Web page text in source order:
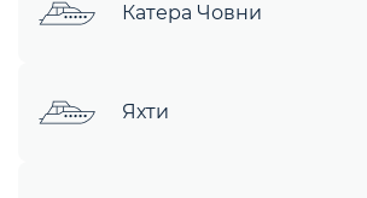
Катера Човни
Яхти